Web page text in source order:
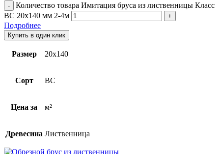
Количество товара Имитация бруса из лиственницы Класс
BC 20х140 мм 2-4м
Подробнее
Купить в один клик
Размер 20х140
Сорт BC
Цена за м²
Древесина Лиственница